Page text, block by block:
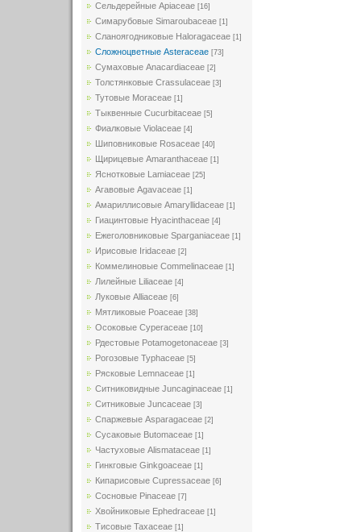
Сельдерейные Apiaceae [16]
Симарубовые Simaroubaceae [1]
Сланоягодниковые Haloragaceae [1]
Сложноцветные Asteraceae [73]
Сумаховые Anacardiaceae [2]
Толстянковые Crassulaceae [3]
Тутовые Moraceae [1]
Тыквенные Cucurbitaceae [5]
Фиалковые Violaceae [4]
Шиповниковые Rosaceae [40]
Щирицевые Amaranthaceae [1]
Яснотковые Lamiaceae [25]
Агавовые Agavaceae [1]
Амариллисовые Amaryllidaceae [1]
Гиацинтовые Hyacinthaceae [4]
Ежеголовниковые Sparganiaceae [1]
Ирисовые Iridaceae [2]
Коммелиновые Commelinaceae [1]
Лилейные Liliaceae [4]
Луковые Alliaceae [6]
Мятликовые Poaceae [38]
Осоковые Cyperaceae [10]
Рдестовые Potamogetonaceae [3]
Рогозовые Typhaceae [5]
Рясковые Lemnaceae [1]
Ситниковидные Juncaginaceae [1]
Ситниковые Juncaceae [3]
Спаржевые Asparagaceae [2]
Сусаковые Butomaceae [1]
Частуховые Alismataceae [1]
Гинкговые Ginkgoaceae [1]
Кипарисовые Cupressaceae [6]
Сосновые Pinaceae [7]
Хвойниковые Ephedraceae [1]
Тисовые Taxaceae [1]